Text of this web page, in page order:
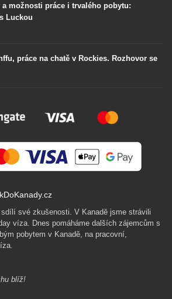
a možnosti práce i trvalého pobytu:
Luckou
práce na chatě v Rockies. Rozhovor se
své zkušenosti. V Kanadě jsme strávili
víza. Dnes pomáháme dalších zájemcům s
pobytem v Kanadě, na pracovní,
blíž!